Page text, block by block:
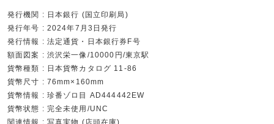
発行機関 : 日本銀行 (国立印刷局)
発行年号 : 2024年7月3日発行
発行情報 : 法定通貨・日本銀行券F号
額面図案 : 渋沢栄一像/10000円/東京駅
貨幣種類 : 日本貨幣カタログ 11-86
貨幣尺寸 : 76mm×160mm
貨幣情報 : 珍番ゾロ目 AD444442EW
貨幣状態 : 完全未使用/UNC
関連情報 : 写真実物 (店頭在庫)